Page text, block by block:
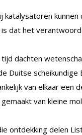
katalysatoren
dat het
tijd dachten
Duitse scheikundige
van elkaar een
van kleine
ontdekking delen